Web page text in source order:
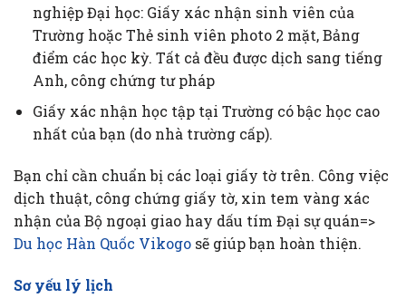
nghiệp Đại học: Giấy xác nhận sinh viên của
Trường hoặc Thẻ sinh viên photo 2 mặt, Bảng
điểm các học kỳ. Tất cả đều được dịch sang tiếng
Anh, công chứng tư pháp
Giấy xác nhận học tập tại Trường có bậc học cao
nhất của bạn (do nhà trường cấp).
Bạn chỉ cần chuẩn bị các loại giấy tờ trên. Công việc
dịch thuật, công chứng giấy tờ, xin tem vàng xác
nhận của Bộ ngoại giao hay dấu tím Đại sự quán=>
Du học Hàn Quốc Vikogo sẽ giúp bạn hoàn thiện.
Sơ yếu lý lịch